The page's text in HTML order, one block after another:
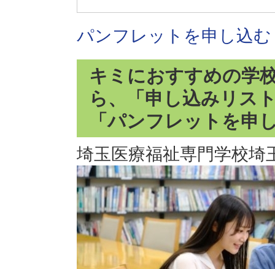
パンフレットを申し込む
キミにおすすめの学
ら、「申し込みリス
「パンフレットを申
埼玉医療福祉専門学校埼